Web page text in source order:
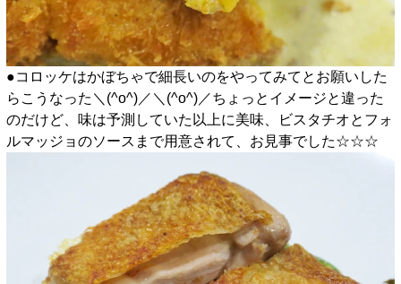
●コロッケはかぼちゃで細長いのをやってみてとお願いした
らこうなった＼(^o^)／＼(^o^)／ちょっとイメージと違った
のだけど、味は予測していた以上に美味、ビスタチオとフォ
ルマッジョのソースまで用意されて、お見事でした☆☆☆